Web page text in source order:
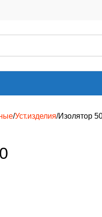
Уст.изделия Изолятор